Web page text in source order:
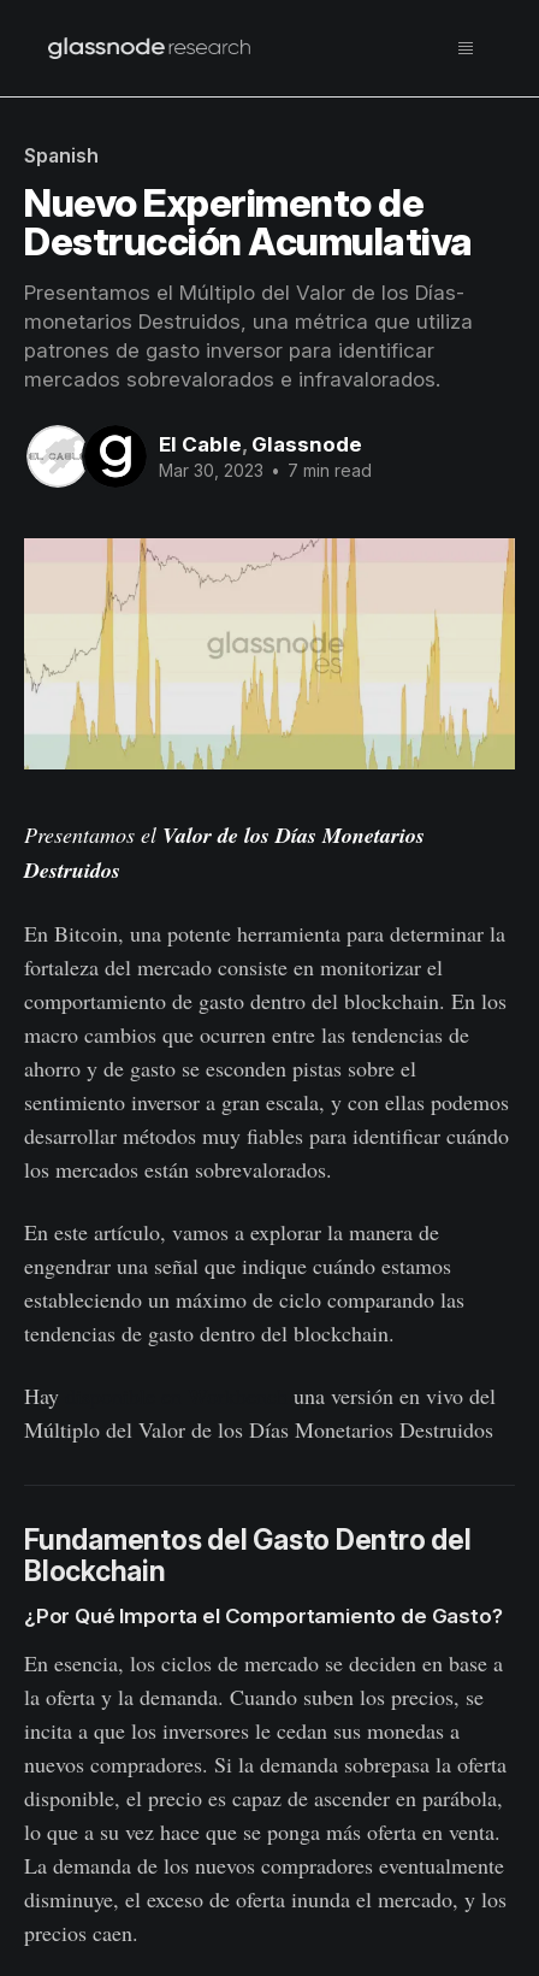
Spanish
Nuevo Experimento de
Destrucción Acumulativa
Presentamos el Múltiplo del Valor de los Días-
monetarios Destruidos, una métrica que utiliza
patrones de gasto inversor para identificar
mercados sobrevalorados e infravalorados.
El Cable, Glassnode
Mar 30, 2023 • 7 min read
Presentamos el Valor de los Días Monetarios
Destruidos
En Bitcoin, una potente herramienta para determinar la
fortaleza del mercado consiste en monitorizar el
comportamiento de gasto dentro del blockchain. En los
macro cambios que ocurren entre las tendencias de
ahorro y de gasto se esconden pistas sobre el
sentimiento inversor a gran escala, y con ellas podemos
desarrollar métodos muy fiables para identificar cuándo
los mercados están sobrevalorados.
En este artículo, vamos a explorar la manera de
engendrar una señal que indique cuándo estamos
estableciendo un máximo de ciclo comparando las
tendencias de gasto dentro del blockchain.
Hay
una versión en vivo del
Múltiplo del Valor de los Días Monetarios Destruidos
Fundamentos del Gasto Dentro del
Blockchain
¿Por Qué Importa el Comportamiento de Gasto?
En esencia, los ciclos de mercado se deciden en base a
la oferta y la demanda. Cuando suben los precios, se
incita a que los inversores le cedan sus monedas a
nuevos compradores. Si la demanda sobrepasa la oferta
disponible, el precio es capaz de ascender en parábola,
lo que a su vez hace que se ponga más oferta en venta.
La demanda de los nuevos compradores eventualmente
disminuye, el exceso de oferta inunda el mercado, y los
precios caen.